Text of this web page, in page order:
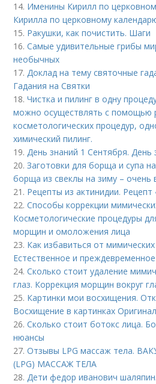
14. Именины Кирилл по
Кирилла по церковному
15. Ракушки, как почистить. Шаги
16.Самые удивительные грибы
необычных
17.Доклад на тему святочные
Гадания на Святки
18.Чистка и пилинг в одну
можно осуществлять с помощью
косметологических процедур,
химический пилинг.
19.День знаний 1 Сентября. День
20.Заготовки для борща и супа
борща из свеклы на зиму – очень
21. Рецепты из актинидии. Рецепт
22.Способы коррекции
Косметологические процедуры
морщин и омоложения лица
23. Как избавиться от
Естественное и
24.Сколько стоит удаление
глаз. Коррекция морщин вокруг
25. Картинки мои восхищения.
Восхищение в картинках
26.Сколько стоит ботокс лица.
нюансы
27.Отзывы LPG массаж тела.
(LPG) МАССАЖ ТЕЛА
28.Дети федор иванович